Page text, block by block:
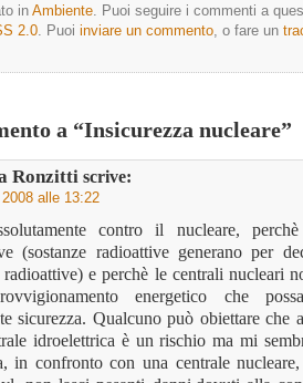
inAmbiente . Puoi seguire i commenti a
2.0 . Puoi inviare un commento , o fare un
a “Insicurezza nucleare”
Ronzitti scrive:
alle 13:22
contro il nucleare,
(sostanze radioattive generano per
radioattive) e perchè le centrali nucleari
energetico che
sicurezza. Qualcuno può obiettare che
idroelettrica è un rischio ma mi
in confronto con una centrale